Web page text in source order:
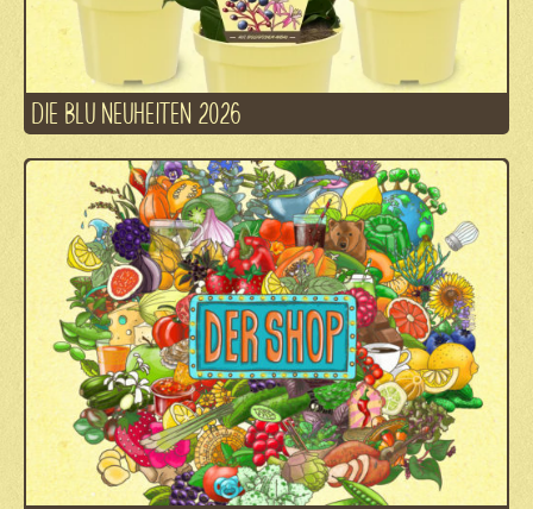
DIE BLU NEUHEITEN 2026